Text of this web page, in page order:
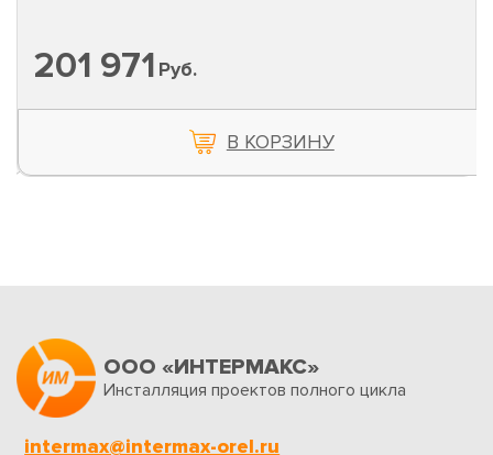
201 971 Руб.
В КОРЗИНУ
ООО «ИНТЕРМАКС»
Инсталляция проектов полного цикла
intermax@intermax-orel.ru